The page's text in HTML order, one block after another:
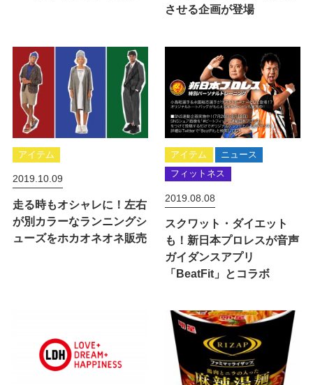
させる企画が登場
アイテム
2019.10.09
走る時もオシャレに！左右
が別カラーなランニングシ
ューズをホカオネオネ販売
アイテム
ニュース
フィットネス
2019.08.08
スクワット・ダイエット
も！新日本プロレスが音声
ガイダンスアプリ
「BeatFit」とコラボ